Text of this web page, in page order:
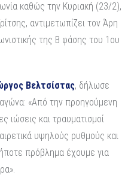
καθώς την Κυριακή (23/2),
αντιμετωπίζει τον Άρη
της Β φάσης του 1ου
Βελτσίστας, δήλωσε
αγώνα: «Από την προηγούμενη
ιώσεις και τραυματισμοί
υψηλούς ρυθμούς και
πρόβλημα έχουμε για